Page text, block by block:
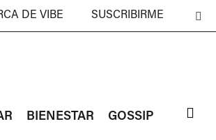
DE VIBE SUSCRIBIRME
BIENESTAR GOSSIP